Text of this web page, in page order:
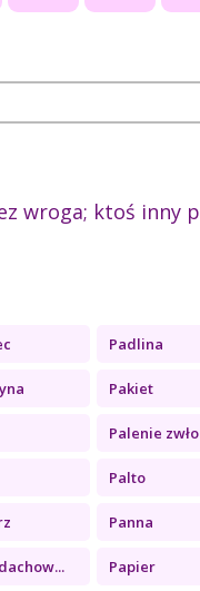
wroga; ktoś inny
Padlina
Pakiet
Palenie
Palto
Panna
Papier